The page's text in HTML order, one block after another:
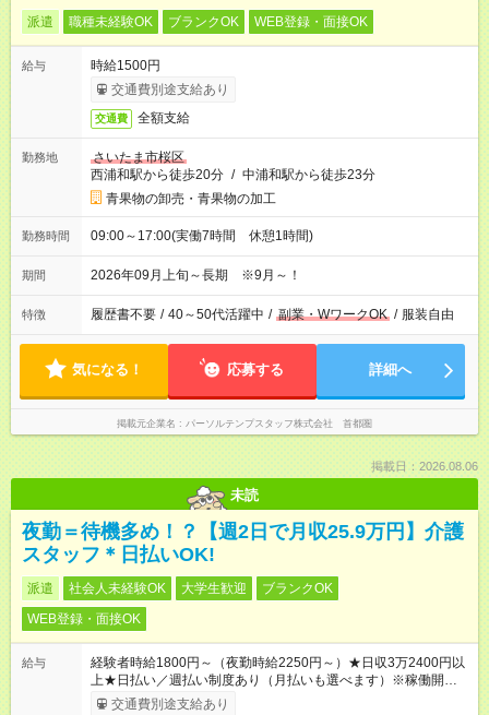
派遣 職種未経験OK ブランクOK WEB登録・面接OK
給与
時給1500円
交通費別途支給あり
交通費 全額支給
勤務地
さいたま市桜区
西浦和駅から徒歩20分 / 中浦和駅から徒歩23分
青果物の卸売・青果物の加工
勤務時間 09:00～17:00(実働7時間 休憩1時間)
期間 2026年09月上旬～長期 ※9月～！
特徴 履歴書不要 / 40～50代活躍中 / 副業・WワークOK / 服装自由
気になる！ 応募する 詳細へ
掲載元企業名 パーソルテンプスタッフ株式会社 首都圏
掲載日：2026.08.06
未読
夜勤＝待機多め！？【週2日で月収25.9万円】介護
スタッフ＊日払いOK!
派遣 社会人未経験OK 大学生歓迎
ブランクOK
WEB登録・面接OK
給与
経験者時給1800円～（夜勤時給2250円～）★日収3万2400円以
上★日払い／週払い制度あり（月払いも選べます）※稼働開始時
は手続き完了次第のお支払いとなります。
交通費別途支給あり